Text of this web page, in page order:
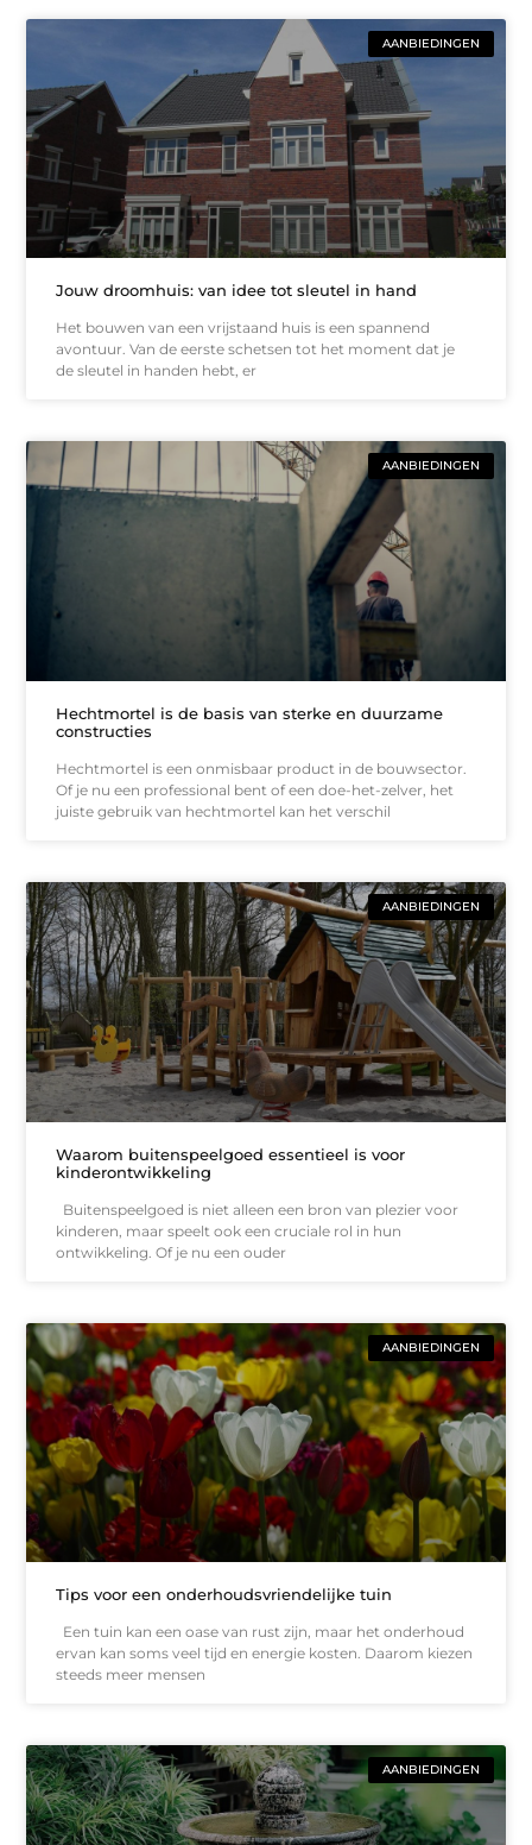
AANBIEDINGEN
Jouw droomhuis: van idee tot sleutel in hand
Het bouwen van een vrijstaand huis is een spannend
avontuur. Van de eerste schetsen tot het moment dat je
de sleutel in handen hebt, er
AANBIEDINGEN
Hechtmortel is de basis van sterke en duurzame
constructies
Hechtmortel is een onmisbaar product in de bouwsector.
Of je nu een professional bent of een doe-het-zelver, het
juiste gebruik van hechtmortel kan het verschil
AANBIEDINGEN
Waarom buitenspeelgoed essentieel is voor
kinderontwikkeling
Buitenspeelgoed is niet alleen een bron van plezier voor
kinderen, maar speelt ook een cruciale rol in hun
ontwikkeling. Of je nu een ouder
AANBIEDINGEN
Tips voor een onderhoudsvriendelijke tuin
Een tuin kan een oase van rust zijn, maar het onderhoud
ervan kan soms veel tijd en energie kosten. Daarom kiezen
steeds meer mensen
AANBIEDINGEN